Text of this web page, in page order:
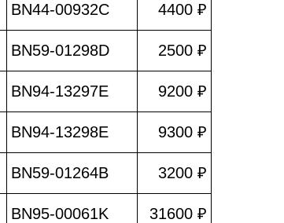
BN44-00932C 4400 ₽
BN59-01298D 2500 ₽
BN94-13297E 9200 ₽
BN94-13298E 9300 ₽
BN59-01264B 3200 ₽
BN95-00061K 31600 ₽